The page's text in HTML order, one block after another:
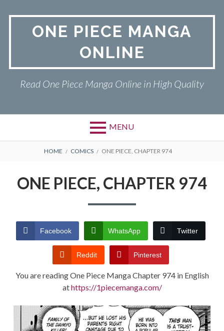
ONE PIECE MANGA
ONLINE
Read One Piece Manga Online in High Quality
MENU
Primary
ONE PIECE
TERMS AND
CONDITIONS
BREADCRUMBS
HOME COMICS ONE PIECE, CHAPTER 974
ONE PIECE, CHAPTER 974
Facebook WhatsApp Twitter
Reddit Pinterest
You are reading One Piece Manga Chapter 974 in English
athttps://1piecemanga.com/